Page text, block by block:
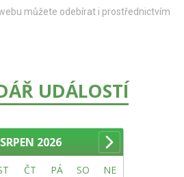
můžete odebírat i prostřednictvím
UDÁLOSTÍ
SRPEN 2026
ČT PÁ SO NE